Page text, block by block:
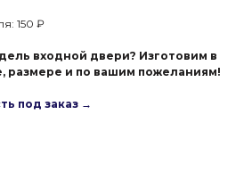
150 ₽
входной двери? Изготовим в
размере и по вашим пожеланиям!
под заказ →